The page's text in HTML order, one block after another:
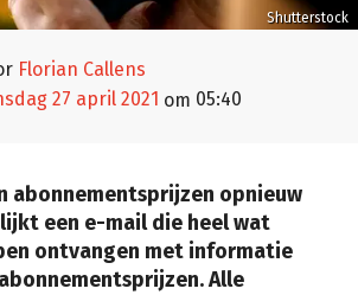
Shutterstock
Florian Callens
27 april 2021 om 05:40
abonnementsprijzen opnieuw
een e-mail die heel wat
ontvangen met informatie
Alle